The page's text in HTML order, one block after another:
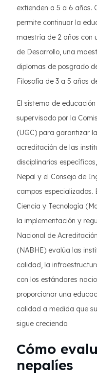
extienden a 5 a 6 años.
permite continuar la
maestría de 2 años con
de Desarrollo, una
diplomas de posgrado
Filosofía de 3 a 5 años
El sistema de
supervisado por la
(UGC) para garantizar
acreditación de las
disciplinarios
Nepal y el Consejo de
campos especializados.
Ciencia y Tecnología
la implementación y
Nacional de
(NABHE) evalúa las
calidad, la
con los estándares
proporcionar una
calidad a medida que
sigue creciendo.
Cómo
nepalíes